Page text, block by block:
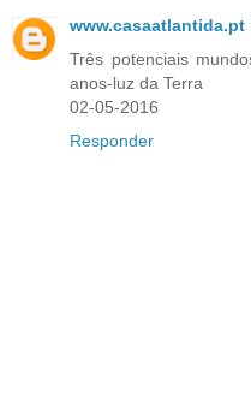
www.casaatlantida.pt
Três potenciais
anos-luz da Terra
02-05-2016
Responder